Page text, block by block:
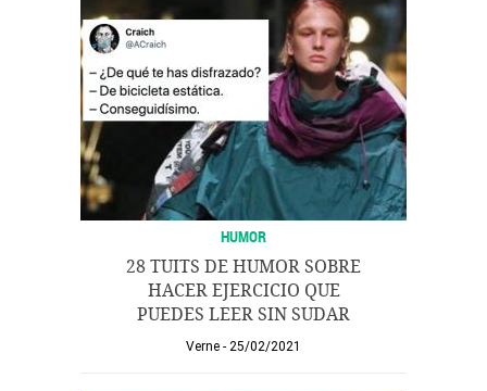
HUMOR
28 TUITS DE HUMOR SOBRE
HACER EJERCICIO QUE
PUEDES LEER SIN SUDAR
Verne 25/02/2021